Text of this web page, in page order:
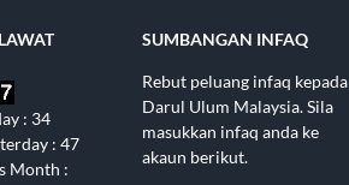
: 34
: 47
Month :
SUMBANGAN INFAQ
Rebut peluang infaq kepada
Darul Ulum Malaysia. Sila
masukkan infaq anda ke
akaun berikut.